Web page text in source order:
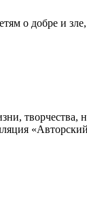
о добре и
творчества,
«Авторский